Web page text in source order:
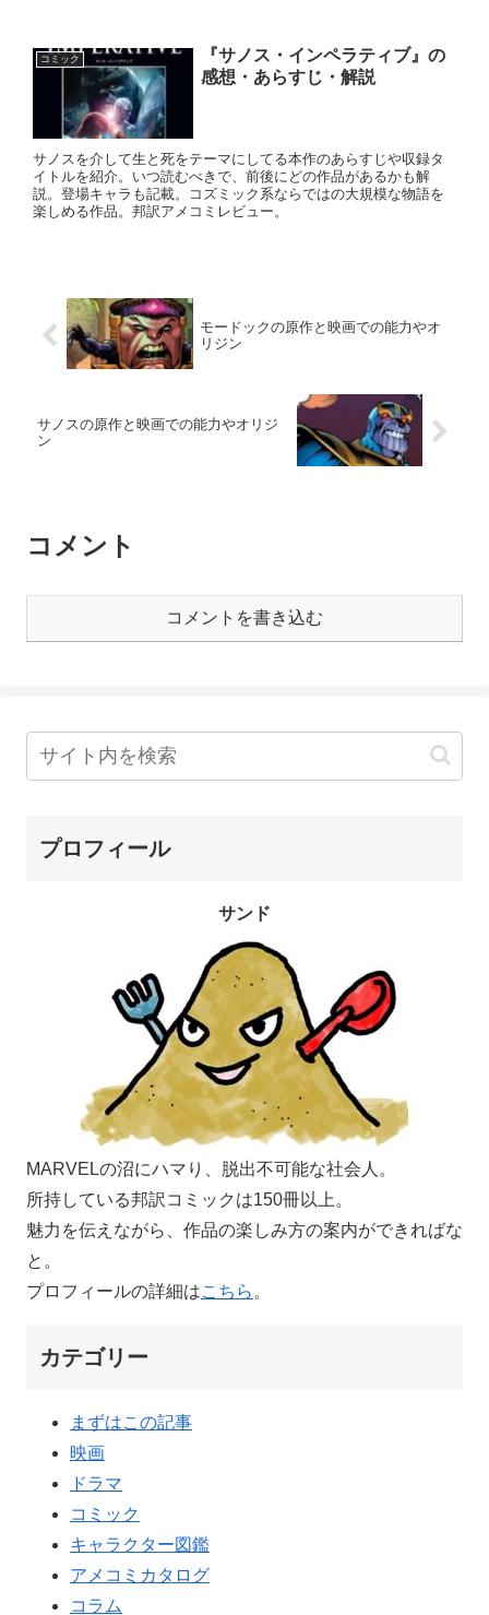
コミック
『サノス・インペラティブ』の
感想・あらすじ・解説
サノスを介して生と死をテーマにしてる本作のあらすじや収録タ
イトルを紹介。いつ読むべきで、前後にどの作品があるかも解
説。登場キャラも記載。コズミック系ならではの大規模な物語を
楽しめる作品。邦訳アメコミレビュー。
モードックの原作と映画での能力やオ
リジン
サノスの原作と映画での能力やオリジ
ン
コメント
コメントを書き込む
プロフィール
サンド
MARVELの沼にハマり、脱出不可能な社会人。
所持している邦訳コミックは150冊以上。
魅力を伝えながら、作品の楽しみ方の案内ができればな
と。
プロフィールの詳細はこちら 。
カテゴリー
まずはこの記事
映画
ドラマ
コミック
キャラクター図鑑
アメコミカタログ
コラム